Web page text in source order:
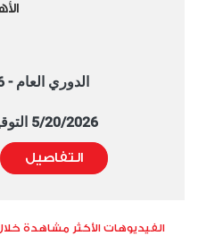
الدوري العام - 2025/2026
5/20/2026 التوقيت 8:00 PM
التفاصيل
الفيديوهات الأكثر مشاهدة